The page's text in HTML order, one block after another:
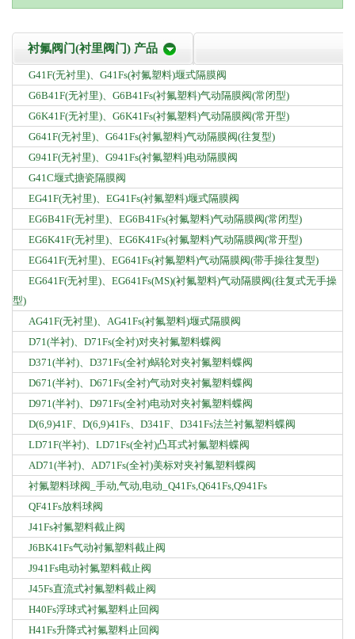
衬氟阀门(衬里阀门) 产品
G41F(无衬里)、G41Fs(衬氟塑料)堰式隔膜阀
G6B41F(无衬里)、G6B41Fs(衬氟塑料)气动隔膜阀(常闭型)
G6K41F(无衬里)、G6K41Fs(衬氟塑料)气动隔膜阀(常开型)
G641F(无衬里)、G641Fs(衬氟塑料)气动隔膜阀(往复型)
G941F(无衬里)、G941Fs(衬氟塑料)电动隔膜阀
G41C堰式搪瓷隔膜阀
EG41F(无衬里)、EG41Fs(衬氟塑料)堰式隔膜阀
EG6B41F(无衬里)、EG6B41Fs(衬氟塑料)气动隔膜阀(常闭型)
EG6K41F(无衬里)、EG6K41Fs(衬氟塑料)气动隔膜阀(常开型)
EG641F(无衬里)、EG641Fs(衬氟塑料)气动隔膜阀(带手操往复型)
EG641F(无衬里)、EG641Fs(MS)(衬氟塑料)气动隔膜阀(往复式无手操
型)
AG41F(无衬里)、AG41Fs(衬氟塑料)堰式隔膜阀
D71(半衬)、D71Fs(全衬)对夹衬氟塑料蝶阀
D371(半衬)、D371Fs(全衬)蜗轮对夹衬氟塑料蝶阀
D671(半衬)、D671Fs(全衬)气动对夹衬氟塑料蝶阀
D971(半衬)、D971Fs(全衬)电动对夹衬氟塑料蝶阀
D(6,9)41F、D(6,9)41Fs、D341F、D341Fs法兰衬氟塑料蝶阀
LD71F(半衬)、LD71Fs(全衬)凸耳式衬氟塑料蝶阀
AD71(半衬)、AD71Fs(全衬)美标对夹衬氟塑料蝶阀
衬氟塑料球阀_手动,气动,电动_Q41Fs,Q641Fs,Q941Fs
QF41Fs放料球阀
J41Fs衬氟塑料截止阀
J6BK41Fs气动衬氟塑料截止阀
J941Fs电动衬氟塑料截止阀
J45Fs直流式衬氟塑料截止阀
H40Fs浮球式衬氟塑料止回阀
H41Fs升降式衬氟塑料止回阀